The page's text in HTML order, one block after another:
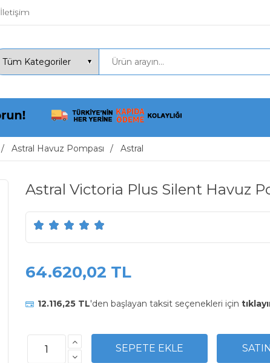
İletişim
Astral Havuz Pompası Astral
Astral Victoria Plus Silent Havuz
64.620,02 TL
12.116,25 TL'den başlayan taksit seçenekleri için